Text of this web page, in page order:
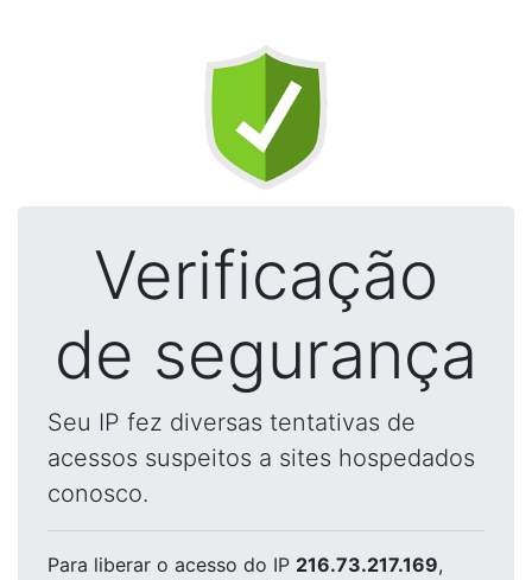
Verificação
de segurança
Seu IP fez diversas tentativas de
acessos suspeitos a sites hospedados
conosco.
Para liberar o acesso do IP 216.73.217.169,